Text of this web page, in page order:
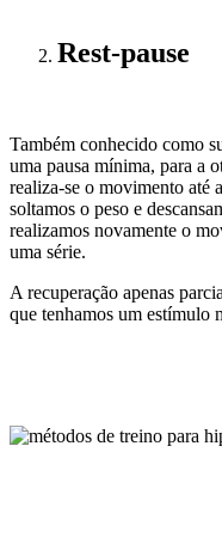
Rest-pause
Também conhecido como
uma pausa mínima, para a
realiza-se o movimento até a
soltamos o peso e
realizamos novamente o
uma série.
A recuperação apenas
que tenhamos um estímulo